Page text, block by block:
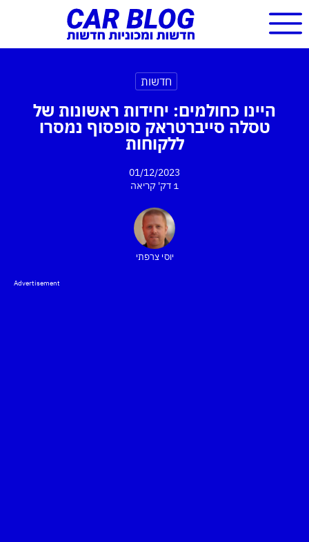
חדשות
היינו כחולמים: יחידות ראשונות של
טסלה סייברטראק סופסוף נמסרו
ללקוחות
01/12/2023
1 דק'
קריאה
יוסי צרפתי
Advertisement